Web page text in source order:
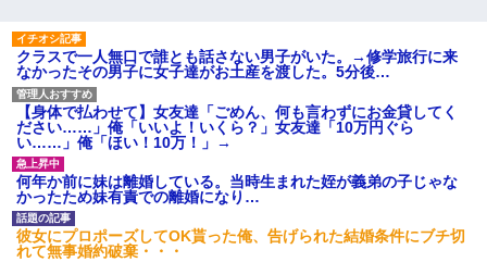
同じマンションに住んでる女性が鍵をわかりやすいところに隠し
ている事に気づいた俺「忍びこんでみよう！」→ 結果
旦那の元嫁「離婚したとはいえ、私が本来の妻。許可なく結婚す
るなんてどういう神経してるの？離婚届を記入して持って来い」
→笑いが止まらなくなり・・・
小学生の息子が急に様子がおかしくなった。私「理由を聞いても
『わかんない！』って怒鳴り付けてくるし、困っってる」旦那
「話してみるよ」→ 後日・・・
クラスで一人無口で誰とも話さない男子がいた。→修学旅行に来
なかったその男子に女子達がお土産を渡した。5分後…
【身体で払わせて】女友達「ごめん、何も言わずにお金貸してく
ださい……」俺「いいよ！いくら？」女友達「10万円ぐら
い……」俺「ほい！10万！」→
何年か前に妹は離婚している。当時生まれた姪が義弟の子じゃな
かったため妹有責での離婚になり…
彼女にプロポーズしてOK貰った俺、告げられた結婚条件にブチ切
れて無事婚約破棄・・・